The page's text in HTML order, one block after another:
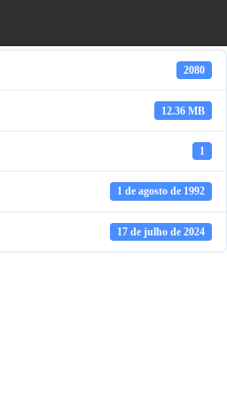
2080
12.36 MB
1
1 de agosto de 1992
17 de julho de 2024